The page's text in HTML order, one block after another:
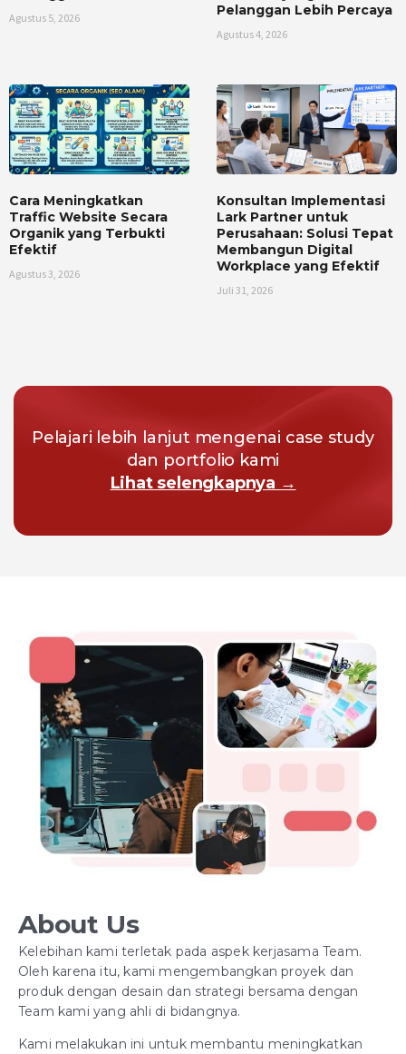
Agustus 5, 2026
Pelanggan Lebih Percaya
Agustus 4, 2026
Cara Meningkatkan
Traffic Website Secara
Organik yang Terbukti
Efektif
Agustus 3, 2026
Konsultan Implementasi
Lark Partner untuk
Perusahaan: Solusi Tepat
Membangun Digital
Workplace yang Efektif
Juli 31, 2026
Pelajari lebih lanjut mengenai case study
dan portfolio kami
Lihat selengkapnya →
About Us
Kelebihan kami terletak pada aspek kerjasama Team.
Oleh karena itu, kami mengembangkan proyek dan
produk dengan desain dan strategi bersama dengan
Team kami yang ahli di bidangnya.
Kami melakukan ini untuk membantu meningkatkan